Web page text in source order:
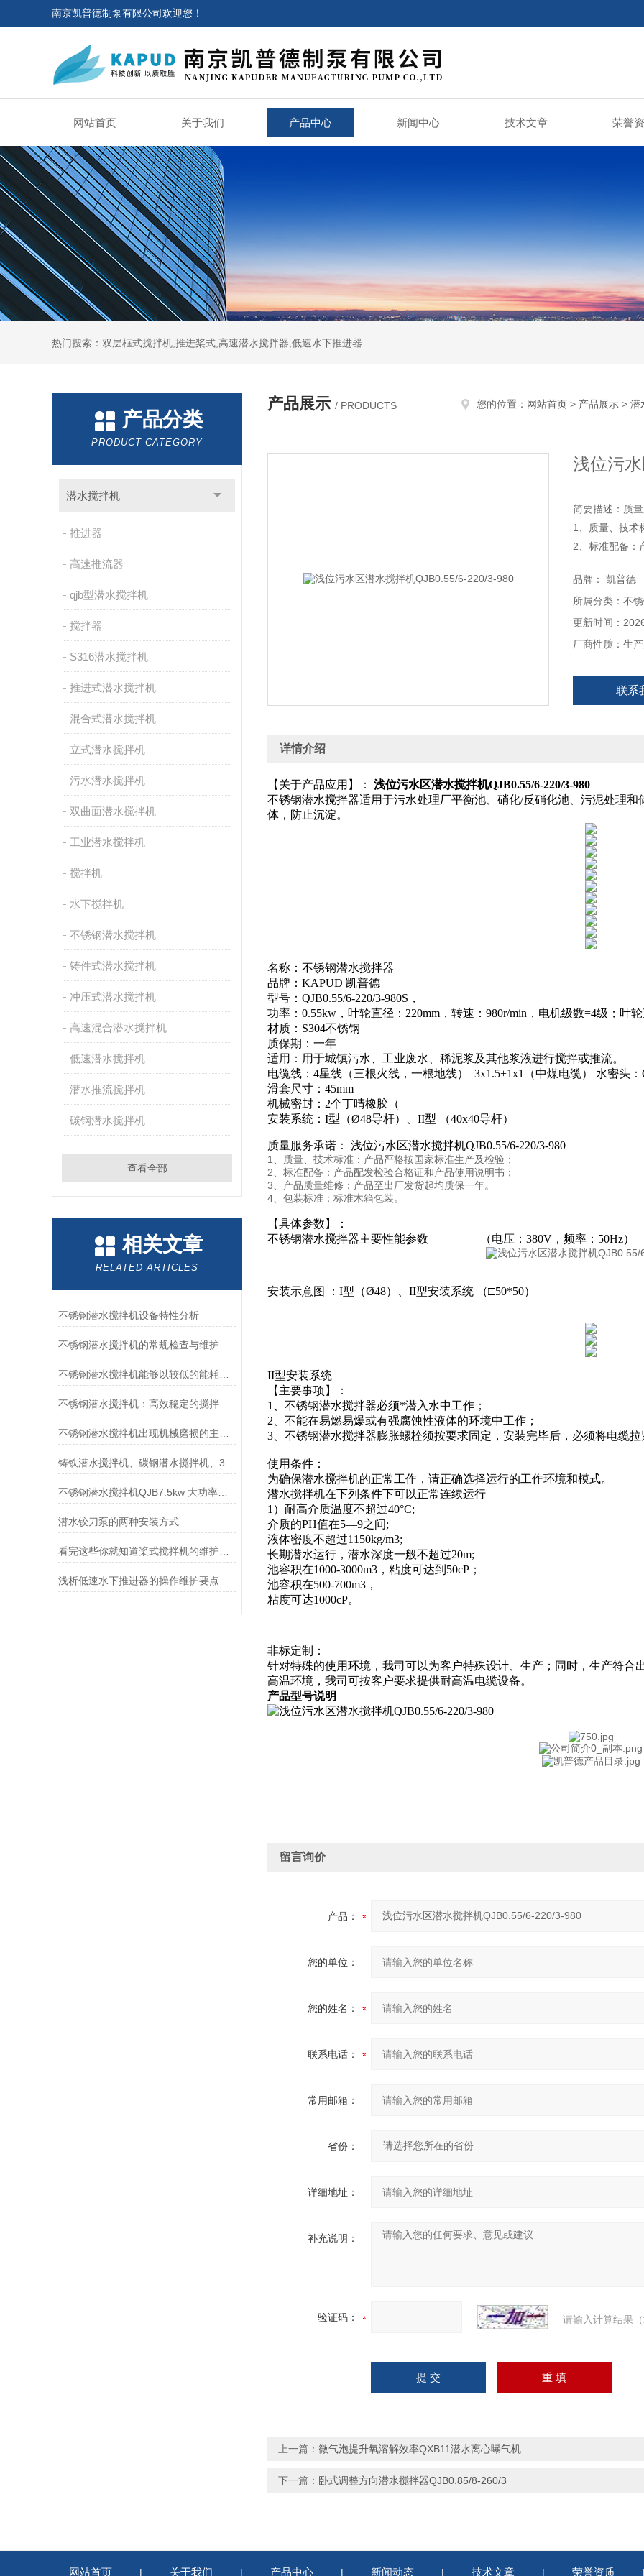
南京凯普德制泵有限公司欢迎您！
网站首页 关于我们 产品中心 新闻中心 技术文章 荣誉
热门搜索：双层框式搅拌机,推进桨式,高速潜水搅拌器,低速水下推进器
产品分类
PRODUCT CATEGORY
潜水搅拌机
推进器
高速推流器
qjb型潜水搅拌机
搅拌器
S316潜水搅拌机
推进式潜水搅拌机
混合式潜水搅拌机
立式潜水搅拌机
污水潜水搅拌机
双曲面潜水搅拌机
工业潜水搅拌机
搅拌机
水下搅拌机
不锈钢潜水搅拌机
铸件式潜水搅拌机
冲压式潜水搅拌机
高速混合潜水搅拌机
低速潜水搅拌机
潜水推流搅拌机
碳钢潜水搅拌机
查看全部
相关文章
RELATED ARTICLES
不锈钢潜水搅拌机设备特性分析
不锈钢潜水搅拌机的常规检查与维护
不锈钢潜水搅拌机：高效稳定的搅拌产品
不锈钢潜水搅拌机QJB7.5kw 大功率用于化粪池、养殖场
潜水铰刀泵的两种安装方式
浅析低速水下推进器的操作维护要点
产品展示 / PRODUCTS 您的位置： 网站首页 > 产品展示 > 潜
浅位污
简要描述：质
1、质量、技术
2、标准配备：
品牌： 凯普德
所属分类：不
更新时间：
厂商性质：生
联系
详情介绍
【关于产品应用】： 浅位污水区潜水搅拌机QJB0.55/6-220/3-980
不锈钢潜水搅拌器适用于污水处理厂平衡池、硝化/反硝化池、污泥处理
体，防止沉淀。
名称：不锈钢潜水搅拌器
品牌：KAPUD 凯普德
型号：QJB0.55/6-220/3-980S，
功率：0.55kw，叶轮直径：220mm，转速：980r/min，电机级数=4级；叶
材质：S304不锈钢
质保期：一年
适用：用于城镇污水、工业废水、稀泥浆及其他浆液进行搅拌或推流。
电缆线：4星线（三根火线，一根地线） 3x1.5+1x1（中煤电缆） 水密头
滑套尺寸：45mm
机械密封：2个丁晴橡胶（
安装系统：I型（Ø48导杆）、II型 （40x40导杆）
质量服务承诺： 浅位污水区潜水搅拌机QJB0.55/6-220/3-980
1、质量、技术标准：产品严格按国家标准生产及检验；
2、标准配备：产品配发检验合格证和产品使用说明书；
3、产品质量维修：产品至出厂发货起均质保一年。
4、包装标准：标准木箱包装。
【具体参数】：
不锈钢潜水搅拌器主要性能参数 （电压：380V，频率：50Hz）
安装示意图 ：I型（Ø48）、II型安装系统 （□50*50）
II型安装系统
【主要事项】：
1、不锈钢潜水搅拌器必须*潜入水中工作；
2、不能在易燃易爆或有强腐蚀性液体的环境中工作；
3、不锈钢潜水搅拌器膨胀螺栓须按要求固定，安装完毕后，必须将电缆拉
使用条件：
为确保潜水搅拌机的正常工作，请正确选择运行的工作环境和模式。
潜水搅拌机在下列条件下可以正常连续运行
1）耐高介质温度不超过40°C;
介质的PH值在5—9之间;
液体密度不超过1150kg/m3;
长期潜水运行，潜水深度一般不超过20m;
池容积在1000-3000m3，粘度可达到50cP；
池容积在500-700m3，
粘度可达1000cP。
非标定制：
针对特殊的使用环境，我司可以为客户特殊设计、生产；同时，生产符合
高温环境，我司可按客户要求提供耐高温电缆设备。
产品型号说明
留言询价
产品：
您的单位：
您的姓名：
联系电话：
常用邮箱：
省份：
详细地址：
补充说明：
验证码： 请输入计算结果
上一篇： 微气泡提升氧溶解效率QXB11潜水离心曝气机
下一篇： 卧式调整方向潜水搅拌器QJB0.85/8-260/3
网站首页 | 关于我们 | 产品中心 | 新闻动态 | 技术文章 | 荣誉资质